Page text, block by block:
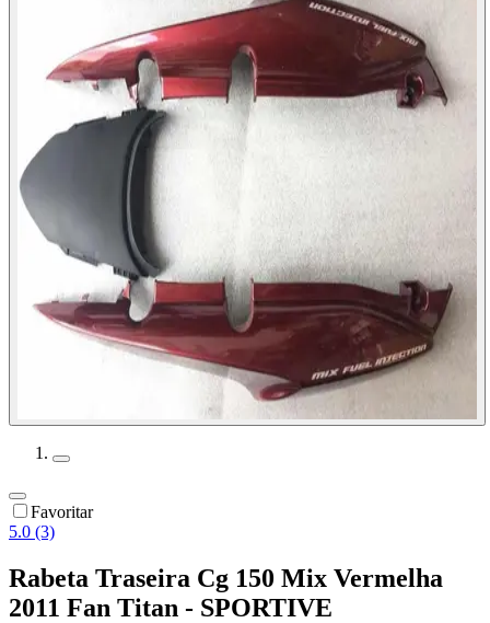
Favoritar
5.0 (3)
Rabeta Traseira Cg 150 Mix Vermelha
2011 Fan Titan - SPORTIVE